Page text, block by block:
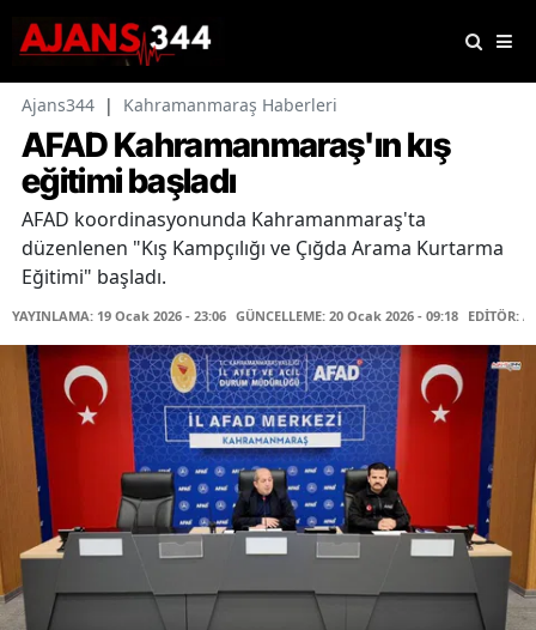
Ajans344 | Kahramanmaraş Haberleri
AFAD Kahramanmaraş'ın kış
eğitimi başladı
AFAD koordinasyonunda Kahramanmaraş'ta
düzenlenen "Kış Kampçılığı ve Çığda Arama Kurtarma
Eğitimi" başladı.
YAYINLAMA: 19 Ocak 2026 - 23:06 GÜNCELLEME: 20 Ocak 2026 - 09:18 EDİTÖR: